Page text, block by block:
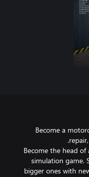
Become a
Become the head
simulation game.
bigger ones with